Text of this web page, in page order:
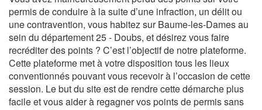
permis de conduire à la suite d’une infraction, un délit ou
une contravention, vous habitez sur Baume-les-Dames au
sein du département 25 - Doubs, et désirez vous faire
recréditer des points ? C’est l’objectif de notre plateforme.
Cette plateforme met à votre disposition tous les lieux
conventionnés pouvant vous recevoir à l’occasion de cette
session. Le but du site est de rendre cette démarche plus
facile et vous aider à regagner vos points de permis sans